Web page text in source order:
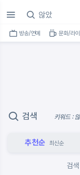
방송/연예 문화/라
검색 키워드 :
추천순 최신순
검